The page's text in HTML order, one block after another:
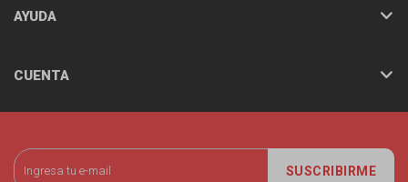
SUSCRIBIRME
AYUDA
CUENTA